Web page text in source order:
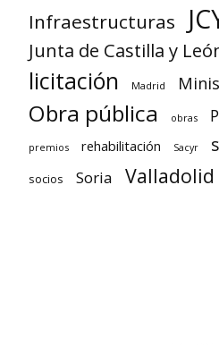
Infraestructuras
Junta de Castilla y
licitación Madrid
Obra pública obras
premios rehabilitación Sacyr
socios Soria Valladolid